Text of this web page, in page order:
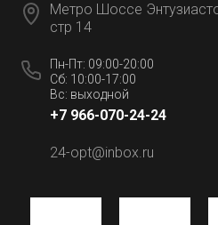
Метро Шоссе
стр 14
Пн-Пт: 09:00-20:00
Сб: 10:00-17:00
Вс: выходной
+7 966-070-24-24
24-opt@inbox.ru